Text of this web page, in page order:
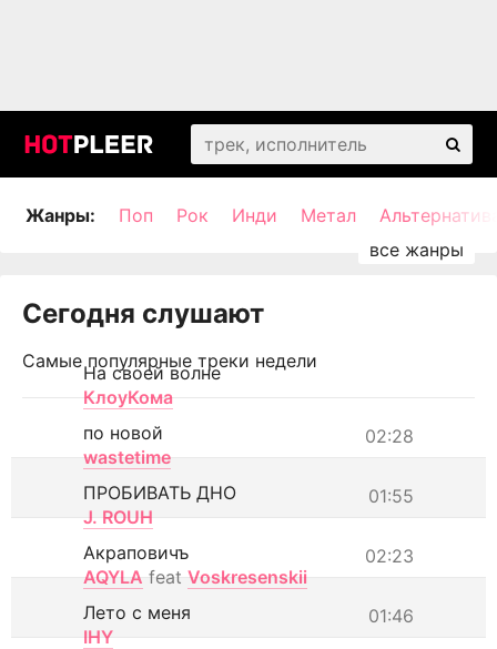
Жанры: Поп Рок Инди Метал
Сегодня слушают
Самые популярные треки недели
На своей волне
КлоуКома
02:28
по новой
wastetime
01:55
ПРОБИВАТЬ ДНО
J. ROUH
02:23
Акраповичъ
AQYLA feat Voskresenskii
01:46
Лето с меня
IHY